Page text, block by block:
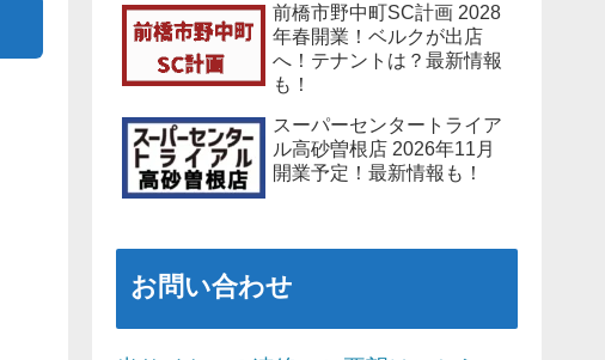
前橋市野中町SC計画 2028
年春開業！ベルクが出店
へ！テナントは？最新情報
も！
スーパーセンタートライア
ル高砂曽根店 2026年11月
開業予定！最新情報も！
お問い合わせ